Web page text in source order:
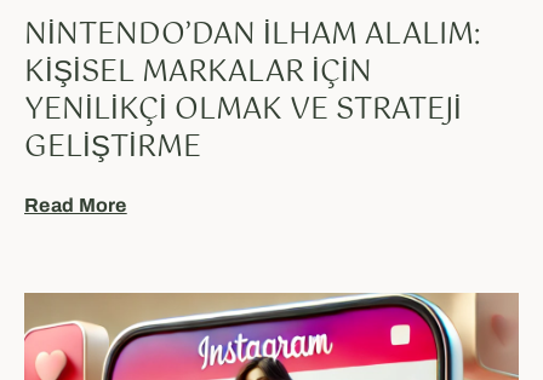
NINTENDO’DAN İLHAM ALALIM:
KIŞISEL MARKALAR İÇIN
YENILIKÇI OLMAK VE STRATEJI
GELIŞTIRME
Read More